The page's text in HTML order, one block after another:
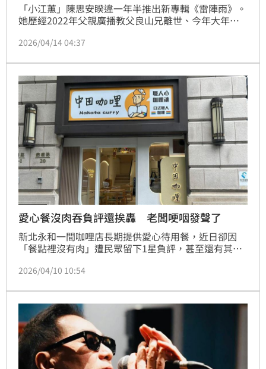
「小江蕙」陳思安睽違一年半推出新專輯《雷陣雨》。
她歷經2022年父親廣播教父良山兄離世、今年大年初
崩潰、沉澱到覺醒，將滿溢的情感化作音符，主打歌
人生新體悟，椎心歌詞「心破空安怎補」更成為整首歌
的靈魂。
2026/04/14 04:37
愛心餐沒肉吞負評還挨轟 老闆哽咽發聲了
新北永和一間咖哩店長期提供愛心待用餐，近日卻因
「餐點裡沒有肉」遭民眾留下1星負評，甚至還有其他
肉」，讓業者非常無奈，甚至在受訪時一度哽咽，強調
難過」。
2026/04/10 10:54